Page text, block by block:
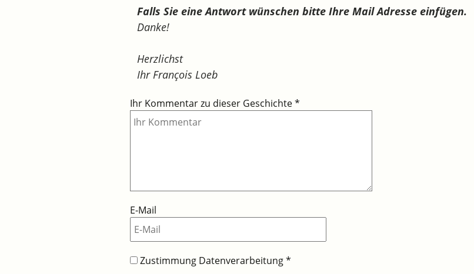
Falls Sie eine Antwort wünschen bitte Ihre Mail Adresse einfügen.
Danke!
Herzlichst
Ihr François Loeb
Ihr Kommentar zu dieser Geschichte*
E-Mail
Zustimmung Datenverarbeitung*